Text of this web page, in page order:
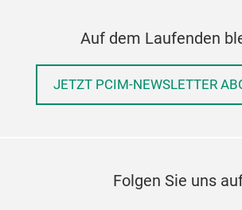
Auf dem Laufenden
JETZT PCIM-NEWSLETTER
Folgen Sie uns